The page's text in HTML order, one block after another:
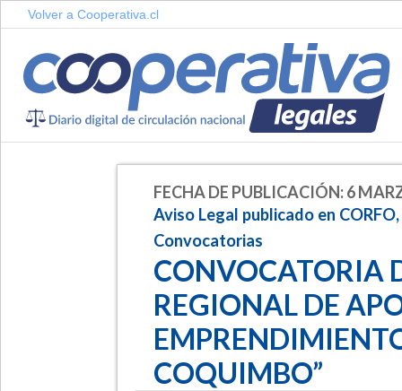
Volver a Cooperativa.cl
FECHA DE PUBLICACIÓN: 6
Aviso Legal publicado en
Convocatorias
CONVOCATORIA
REGIONAL DE
COQUIMBO”